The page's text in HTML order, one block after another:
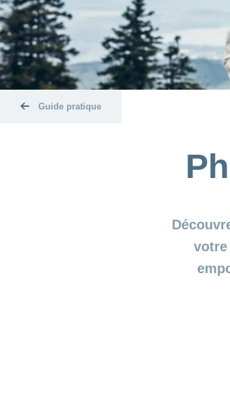
Guide pratique
votre